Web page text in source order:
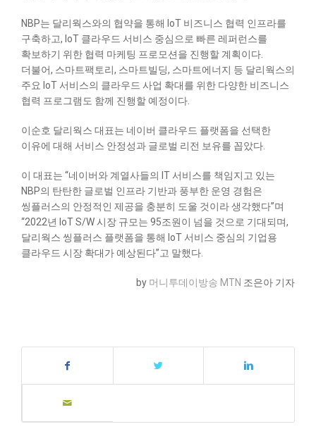
NBP는 달리웍스와의 협약을 통해 IoT 비즈니스 협력 인프라를
구축하고, IoT 클라우드 서비스 중심으로 빠른 레퍼런스를
확보하기 위한 협력 마케팅 프로모션을 진행할 계획이다.
더불어, 스마트팩토리, 스마트빌딩, 스마트에너지 등 달리웍스의
주요 IoT 서비스의 클라우드 사업 확대를 위한 다양한 비즈니스
협력 프로그램도 함께 진행할 예정이다.
이순호 달리웍스 대표는 네이버 클라우드 플랫폼을 선택한
이유에 대해 서비스 안정성과 글로벌 리전 보유를 꼽았다.
이 대표는 “네이버와 계열사들의 IT 서비스를 책임지고 있는
NBP의 탄탄한 글로벌 인프라 기반과 풍부한 운영 경험은
씽플러스의 안정적인 제공을 충분히 도울 것이라 생각했다”며
“2022년 IoT S/W 시장 규모는 95조원이 넘을 것으로 기대되며,
달리웍스 씽플러스 플랫폼을 통해 IoT 서비스 중심의 기업용
클라우드 시장 확대가 예상된다”고 말했다.
by 머니투데이방송 MTN 조은아 기자